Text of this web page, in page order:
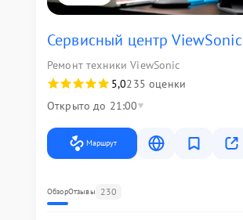
Сервисный центр ViewSonic
Ремонт техники ViewSonic
5,0235 оценки
Открыто до 21:00
Маршрут
ОбзорОтзывы 230